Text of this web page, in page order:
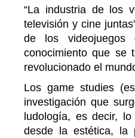
“La industria de los
televisión y cine
de los
conocimiento que se
revolucionado el
Los game studies
investigación que
ludología, es decir,
desde la estética, la